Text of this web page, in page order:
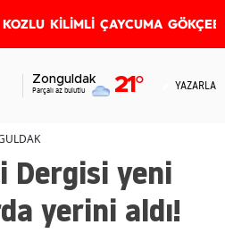
KOZLU KİLİMLİ ÇAYCUMA
Zonguldak
Parçalı az bulutlu 21° YAZARLAR
Dergisi yeni
yerini aldı!